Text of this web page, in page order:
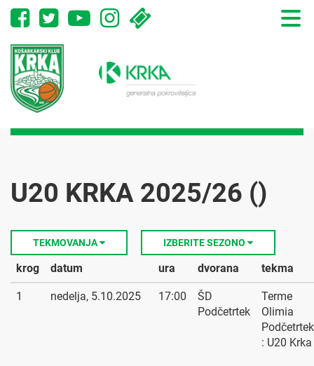
Toggle
U20 KRKA 2025/26 ()
TEKMOVANJA IZBERITE SEZONO
krog datum ura dvorana tekma
1 nedelja, 5.10.2025 17:00
ŠD
Podčetrtek
Terme
Olimia
Podčetrtek
: U20 Krka